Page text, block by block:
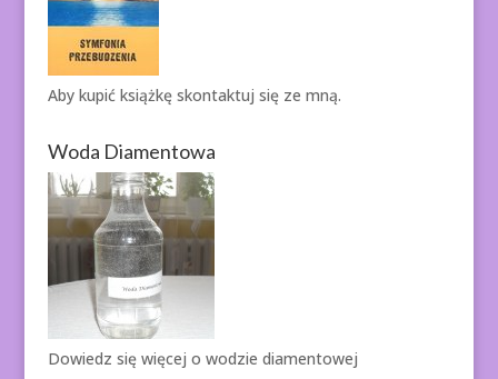
Aby kupić książkę skontaktuj się ze mną.
Woda Diamentowa
Dowiedz się więcej o wodzie diamentowej